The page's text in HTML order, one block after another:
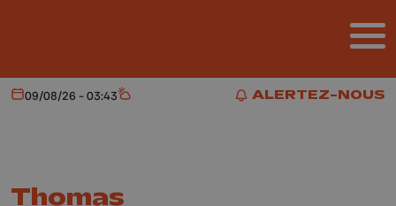
ALERTEZ-NOUS
ALERTEZ-NOUS
Aujourd'hui
09/08/26 - 03:43 Météo
Thomas